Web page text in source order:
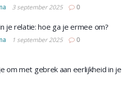
3 september 2025 0
je relatie: hoe ga je ermee om?
1 september 2025 0
om met gebrek aan eerlijkheid in je